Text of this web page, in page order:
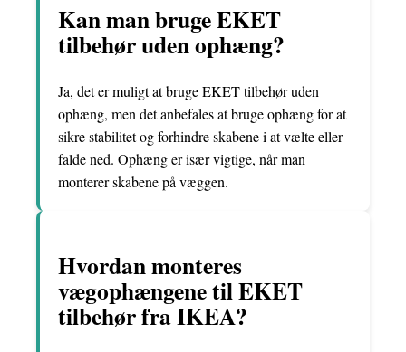
Kan man bruge EKET
tilbehør uden ophæng?
Ja, det er muligt at bruge EKET tilbehør uden
ophæng, men det anbefales at bruge ophæng for at
sikre stabilitet og forhindre skabene i at vælte eller
falde ned. Ophæng er især vigtige, når man
monterer skabene på væggen.
Hvordan monteres
vægophængene til EKET
tilbehør fra IKEA?